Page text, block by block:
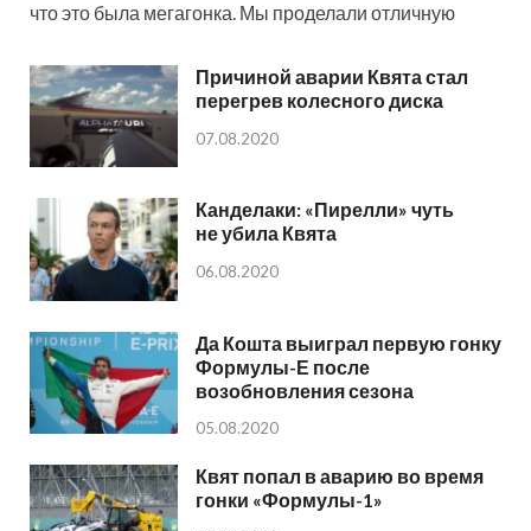
что это была мегагонка. Мы проделали отличную
Причиной аварии Квята стал
перегрев колесного диска
07.08.2020
Канделаки: «Пирелли» чуть
не убила Квята
06.08.2020
Да Кошта выиграл первую гонку
Формулы-Е после
возобновления сезона
05.08.2020
Квят попал в аварию во время
гонки «Формулы-1»